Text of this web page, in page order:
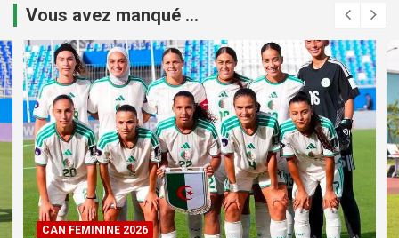
Vous avez manqué ...
CAN FEMININE 2026